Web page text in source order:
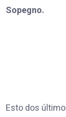
Sopegno.
Esto dos